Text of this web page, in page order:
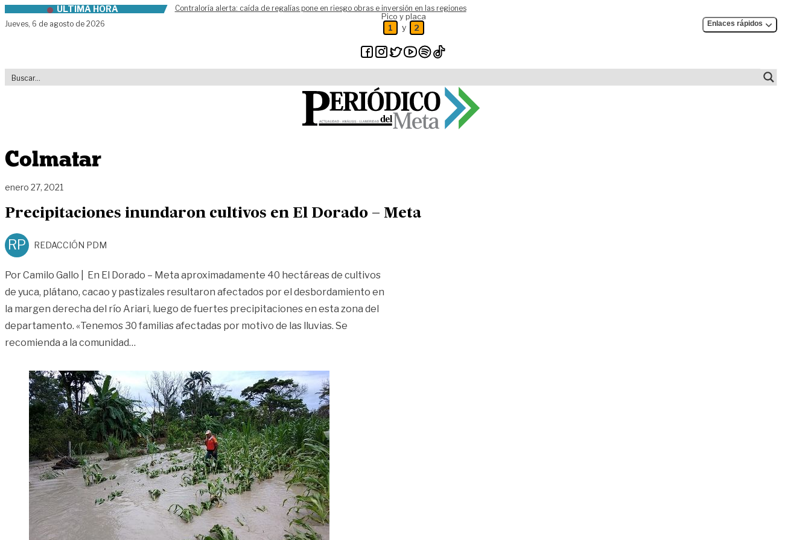
Skip to contentÚLTIMA HORA
Contraloría alerta: caída de regalías pone en riesgo obras e inversión en las regiones
Jueves, 6 de agosto de 2026
Pico y placa
1 y 2 Enlaces rápidos
Colmatar
enero 27, 2021
Precipitaciones inundaron cultivos en El Dorado – Meta
RP REDACCIÓN PDM
Por Camilo Gallo | En El Dorado – Meta aproximadamente 40 hectáreas de cultivos
de yuca, plátano, cacao y pastizales resultaron afectados por el desbordamiento en
la margen derecha del río Ariari, luego de fuertes precipitaciones en esta zona del
departamento. «Tenemos 30 familias afectadas por motivo de las lluvias. Se
recomienda a la comunidad…